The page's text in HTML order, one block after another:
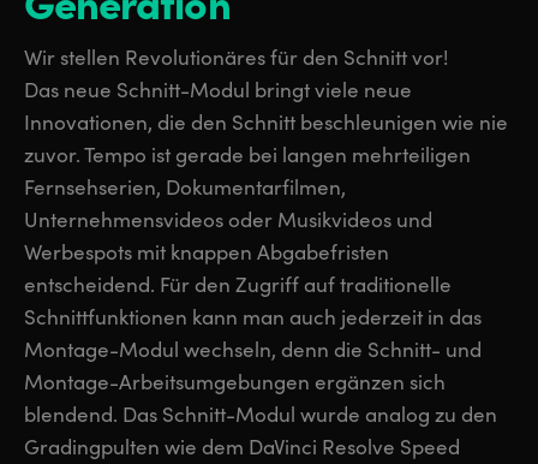
Consoles
Finland
Germany
Hong Kong SAR, China
India
Italy
Korea
Mexico
Finland
Germany
Hong Kong SAR, China
India
Italy
Korea
Mexico
Wir stellen Revolutionäres für den Schnitt vor!
Das neue Schnitt-Modul bringt viele neue
Innovationen, die den Schnitt beschleunigen wie nie
zuvor. Tempo ist gerade bei langen mehrteiligen
Fernsehserien, Dokumentarfilmen,
Unternehmensvideos oder Musikvideos und
Werbespots mit knappen Abgabefristen
entscheidend. Für den Zugriff auf traditionelle
Schnittfunktionen kann man auch jederzeit in das
Montage-Modul wechseln, denn die Schnitt- und
Montage-Arbeitsumgebungen ergänzen sich
blendend. Das Schnitt-Modul wurde analog zu den
Gradingpulten wie dem DaVinci Resolve Speed